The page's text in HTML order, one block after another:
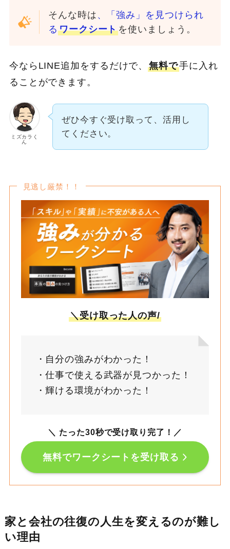
そんな時は 、「強み」を見つけられ
る ワークシートを使いましょう。
今ならLINE追加をするだけで、無料で手に入れ
ることができます。
ミズカラく
ん
ぜひ今すぐ受け取って、活用し
てください。
見逃し厳禁！！
＼受け取った人の声/
自分の強みがわかった！
仕事で使える武器が見つかった！
輝ける環境がわかった！
＼ たった30秒で受け取り完了！ ／
無料でワークシートを受け取る
家と会社の往復の人生を変えるのが難し
い理由